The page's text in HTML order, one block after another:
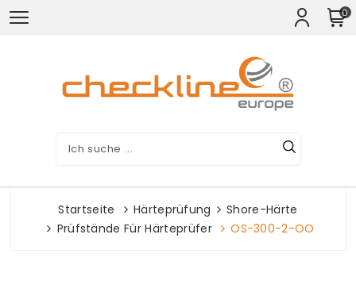
0
Startseite Härteprüfung
Shore-Härte
Prüfstände Für Härteprüfer
OS-300-2-OO